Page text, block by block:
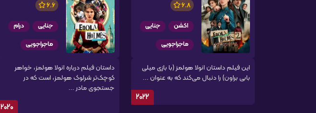
6.8
اکشن
جنایی
ماجراجویی
این فیلم داستان انولا هولمز (با بازی میلی
بابی براون) را دنبال می‌کند که به عنوان ...
2022
6.6
جنایی
درام
ماجراجویی
داستان فیلم درباره انولا هولمز، خواهر
کوچک‌تر شرلوک هولمز، است که در
جستجوی مادر ...
2020